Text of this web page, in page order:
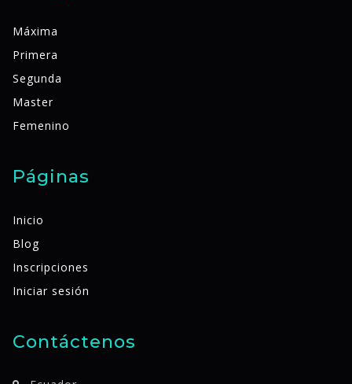
Máxima
Primera
Segunda
Master
Femenino
Páginas
Inicio
Blog
Inscripciones
Iniciar sesión
Contáctenos